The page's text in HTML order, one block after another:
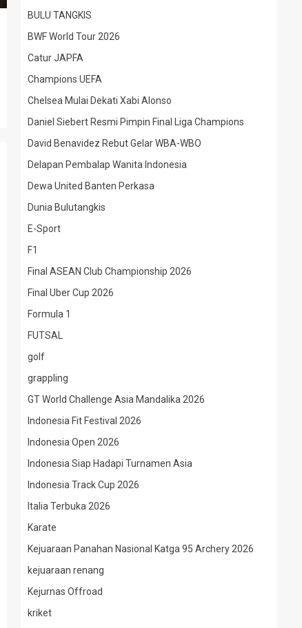
BULU TANGKIS
BWF World Tour 2026
Catur JAPFA
Champions UEFA
Chelsea Mulai Dekati Xabi Alonso
Daniel Siebert Resmi Pimpin Final Liga Champions
David Benavidez Rebut Gelar WBA-WBO
Delapan Pembalap Wanita Indonesia
Dewa United Banten Perkasa
Dunia Bulutangkis
E-Sport
F1
Final ASEAN Club Championship 2026
Final Uber Cup 2026
Formula 1
FUTSAL
golf
grappling
GT World Challenge Asia Mandalika 2026
Indonesia Fit Festival 2026
Indonesia Open 2026
Indonesia Siap Hadapi Turnamen Asia
Indonesia Track Cup 2026
Italia Terbuka 2026
Karate
Kejuaraan Panahan Nasional Katga 95 Archery 2026
kejuaraan renang
Kejurnas Offroad
kriket